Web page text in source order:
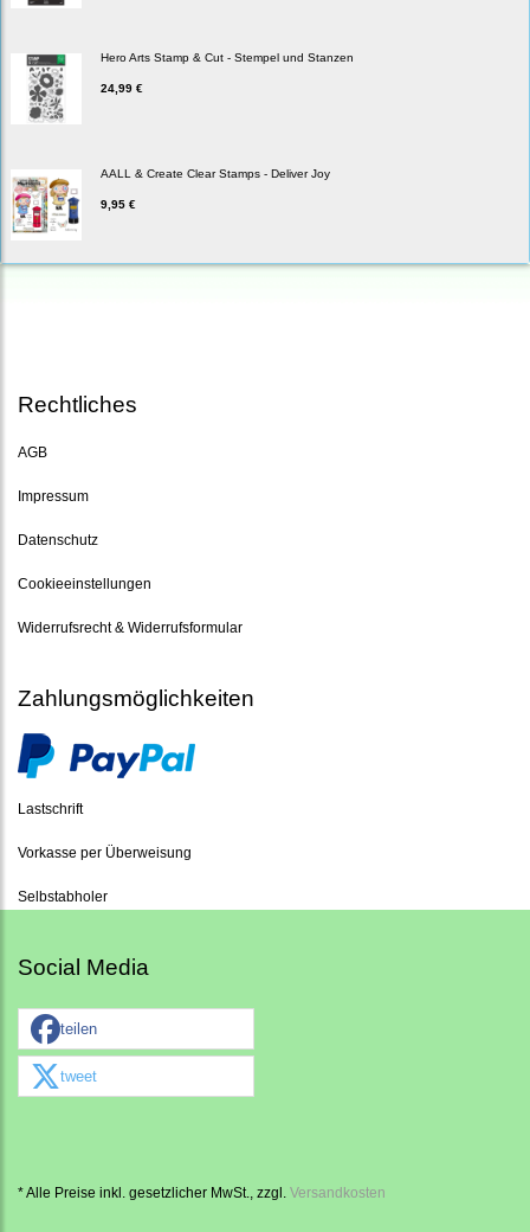
Hero Arts Stamp & Cut - Stempel und Stanzen
24,99 €
AALL & Create Clear Stamps - Deliver Joy
9,95 €
Rechtliches
AGB
Impressum
Datenschutz
Cookieeinstellungen
Widerrufsrecht & Widerrufsformular
Zahlungsmöglichkeiten
Lastschrift
Vorkasse per Überweisung
Selbstabholer
Social Media
teilen
tweet
* Alle Preise inkl. gesetzlicher MwSt., zzgl. Versandkosten